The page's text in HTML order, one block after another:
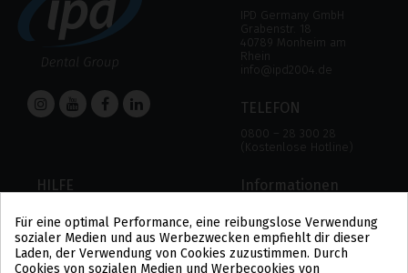
IPD Germany GmbH
Grabenstr. 18
40789 Monheim am
Rhein
info@ipd2004.de
TELEFON
0800 – 28 300 28
(Kostenlose Hotline)
HILFE
HILFE
ZAHLUNGSMODALITÄTEN
VERSAND UND RÜCKGABE
Informationen
RECHTLICHER HINWEIS
DATENSCHUTZBESTIMMUNGEN
COOKIE-POLITIK
ALLGEMEINE
Für eine optimal Performance, eine reibungslose Verwendung
sozialer Medien und aus Werbezwecken empfiehlt dir dieser
Laden, der Verwendung von Cookies zuzustimmen. Durch
Cookies von sozialen Medien und Werbecookies von